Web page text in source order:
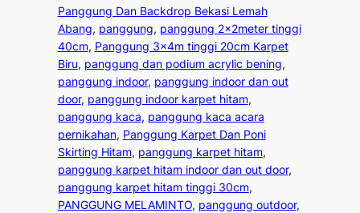
Panggung Dan Backdrop Bekasi Lemah
Abang, panggung, panggung 2x2meter tinggi
40cm, Panggung 3x4m tinggi 20cm Karpet
Biru, panggung dan podium acrylic bening
panggung indoor, panggung indoor dan out
door, panggung indoor karpet hitam
panggung kaca, panggung kaca acara
pernikahan, Panggung Karpet Dan Poni
Skirting Hitam, panggung karpet hitam
panggung karpet hitam indoor dan out door
panggung karpet hitam tinggi 30cm
PANGGUNG MELAMINTO, panggung outdoor